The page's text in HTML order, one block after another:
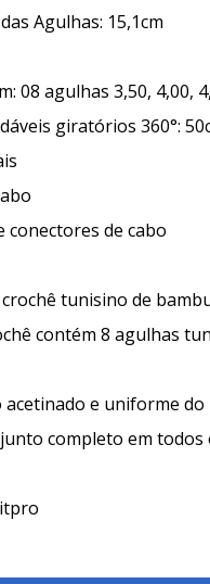
Agulhas: 15,1cm
08 agulhas 3,50, 4,00,
giratórios 360°:
conectores de cabo
tunisino de
contém 8 agulhas
acetinado e uniforme
completo em